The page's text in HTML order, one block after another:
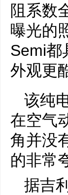
阻系数
曝光的
Semi都
外观更
该纯
在空气
角并没
的非常
据吉